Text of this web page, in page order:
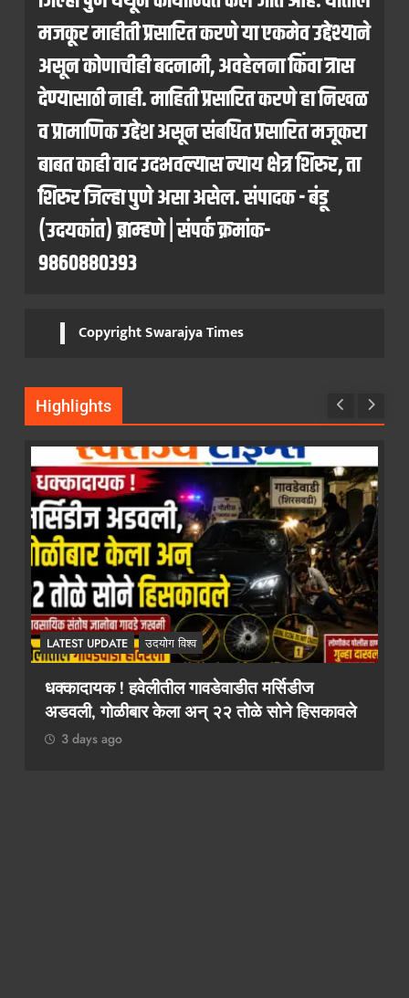
मजकूर माहीती प्रसारित करणे या एकमेव उद्देश्याने
असून कोणाचीही बदनामी, अवहेलना किंवा त्रास
देण्यासाठी नाही. माहिती प्रसारित करणे हा निखळ
व प्रामाणिक उद्देश असून संबधित प्रसारित मजूकरा
बाबत काही वाद उदभवल्यास न्याय क्षेत्र शिरुर, ता
शिरुर जिल्हा पुणे असा असेल. संपादक - बंडू
(उदयकांत) ब्राम्हणे | संपर्क क्रमांक-
9860880393
Copyright Swarajya Times
Highlights
LATEST UPDATE उदयोग विश्व
२ कोटींचा दंड टाळायचा असेल तर १० लाख द्या!
कथित लाच मागणी प्रकरणी तलाठी आश्विनी कोकाटे
दुसऱ्यांदा एसीबीच्या जाळ्यात